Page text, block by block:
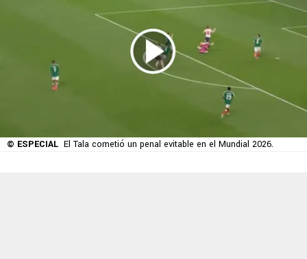
© ESPECIAL El Tala cometió un penal evitable en el Mundial 2026.